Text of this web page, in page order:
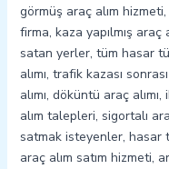
görmüş araç alım
firma, kaza yapılmış araç
satan yerler, tüm hasar
alımı, trafik kazası
alımı, döküntü araç
alım talepleri, sigortalı
satmak isteyenler, hasar
araç alım satım hizmeti,